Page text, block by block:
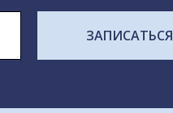
ЗАПИСАТЬСЯ